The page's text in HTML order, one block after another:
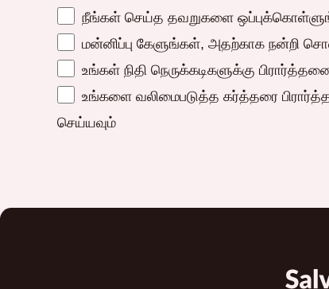
நீங்கள் செய்த தவறுகளை
மன்னிப்பு கேளுங்கள், அதற்காக நன்றி
உங்கள் நிதி நெருக்கடிகளுக்கு
உங்களை வலிமைபடுத்த கர்த்தரை
செய்யவும்